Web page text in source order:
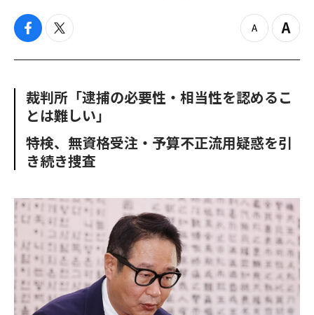
f
c
o
o
t
i
e
r
z
o
u
Z
o
n
裁判所「逮捕の必要性・相当性を認めるこ
とは難しい」
特検、無資格受注・予算不正流用疑惑を引
き続き捜査